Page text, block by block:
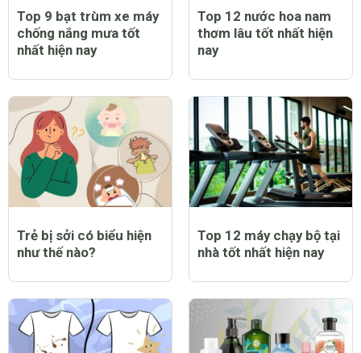
Top 9 bạt trùm xe máy
chống nắng mưa tốt
nhất hiện nay
Top 12 nước hoa nam
thơm lâu tốt nhất hiện
nay
Trẻ bị sởi có biểu hiện
như thế nào?
Top 12 máy chạy bộ tại
nhà tốt nhất hiện nay